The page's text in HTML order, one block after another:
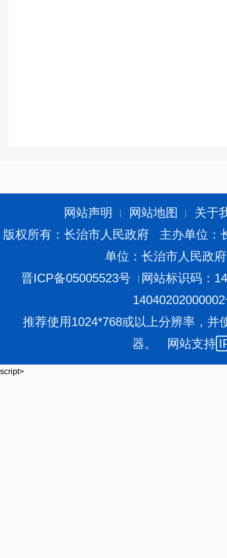
网站声明 网站地图
关于
版权所有：长治市人民政府 主办单位
单位：长治市人民政
晋ICP备05005523号
网站标识码：
推荐使用1024*768或以上分辨率，并
器。 网站支持
script>